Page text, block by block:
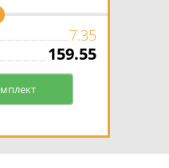
7.35
159.55